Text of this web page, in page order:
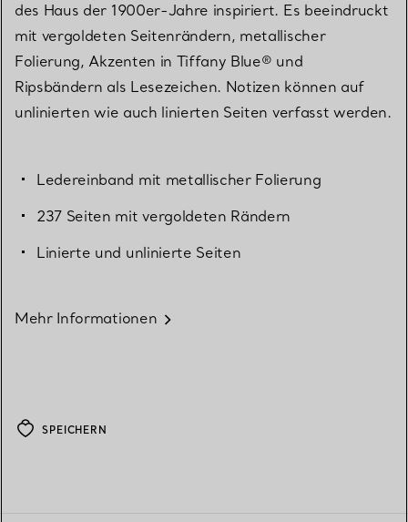
des Haus der 1900er-Jahre inspiriert. Es beeindruckt
mit vergoldeten Seitenrändern, metallischer
Folierung, Akzenten in Tiffany Blue® und
Ripsbändern als Lesezeichen. Notizen können auf
unlinierten wie auch linierten Seiten verfasst werden.
Ledereinband mit metallischer Folierung
237 Seiten mit vergoldeten Rändern
Linierte und unlinierte Seiten
Mehr Informationen
SPEICHERN